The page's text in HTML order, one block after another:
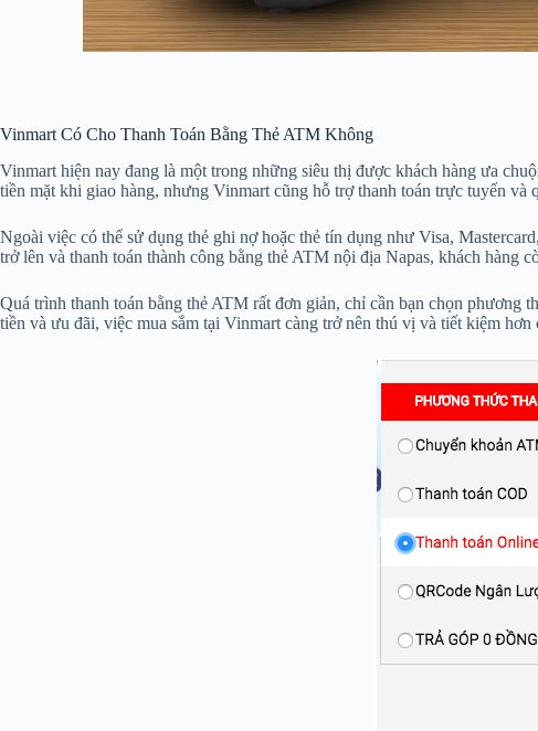
Vinmart Có Cho Thanh Toán Bằng Thẻ ATM Không
Vinmart hiện nay đang là một trong những siêu thị được khách hàng ưa
tiền mặt khi giao hàng, nhưng Vinmart cũng hỗ trợ thanh toán trực tuyến
Ngoài việc có thể sử dụng thẻ ghi nợ hoặc thẻ tín dụng như Visa,
trở lên và thanh toán thành công bằng thẻ ATM nội địa Napas, khách
Quá trình thanh toán bằng thẻ ATM rất đơn giản, chỉ cần bạn chọn phương
tiền và ưu đãi, việc mua sắm tại Vinmart càng trở nên thú vị và tiết kiệm hơn